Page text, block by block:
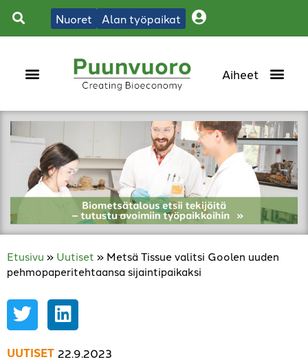
Nuoret Alan työpaikat
Etusivu » Uutiset » Metsä Tissue valitsi Goolen uuden
pehmopaperitehtaansa sijaintipaikaksi
UUTISET 22.9.2023